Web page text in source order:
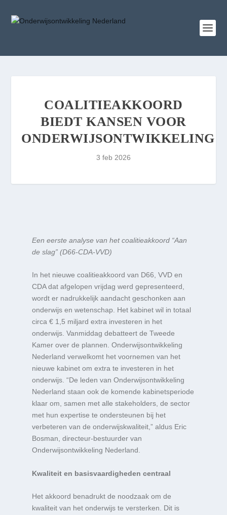
COALITIEAKKOORD
BIEDT KANSEN VOOR
ONDERWIJSONTWIKKELING
3 feb 2026
Een eerste analyse van het coalitieakkoord “Aan
de slag” (D66-CDA-VVD)
In het nieuwe coalitieakkoord van D66, VVD en
CDA dat afgelopen vrijdag werd gepresenteerd,
wordt er nadrukkelijk aandacht geschonken aan
onderwijs en wetenschap. Het kabinet wil in totaal
circa € 1,5 miljard extra investeren in het
onderwijs. Vanmiddag debatteert de Tweede
Kamer over de plannen. Onderwijsontwikkeling
Nederland verwelkomt het voornemen van het
nieuwe kabinet om extra te investeren in het
onderwijs. “De leden van Onderwijsontwikkeling
Nederland staan ook de komende kabinetsperiode
klaar om, samen met alle stakeholders, de sector
met hun expertise te ondersteunen bij het
verbeteren van de onderwijskwaliteit,” aldus Eric
Bosman, directeur-bestuurder van
Onderwijsontwikkeling Nederland.
Kwaliteit en basisvaardigheden centraal
Het akkoord benadrukt de noodzaak om de
kwaliteit van het onderwijs te versterken. Dit is